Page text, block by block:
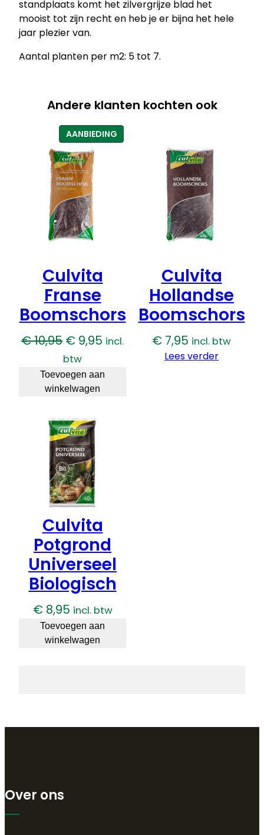
standplaats komt het zilvergrijze blad het
mooist tot zijn recht en heb je er bijna het hele
jaar plezier van.
Aantal planten per m2: 5 tot 7.
Andere klanten kochten ook
AANBIEDINGPRODUCT
IN
UITVERKOOP
Culvita
Franse
Boomschors
€10,95 Oorspronkelijke
prijs
was:
€ 10,95.
€ 9,95 Huidige
is:
incl.
btw
Toevoegen aan
winkelwagen
Culvita
Hollandse
Boomschors
€ 7,95 incl. btw
Lees verder
Culvita
Potgrond
Universeel
Biologisch
€8,95 incl. btw
Toevoegen aan
winkelwagen
Over ons